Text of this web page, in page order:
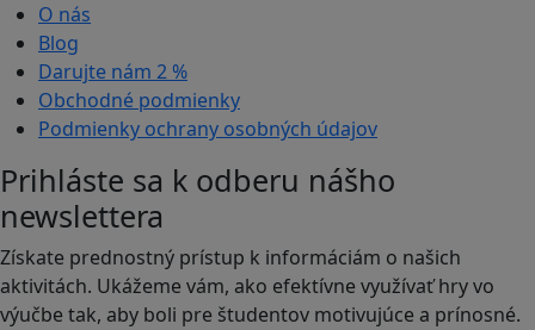
O nás
Blog
Darujte nám 2 %
Obchodné podmienky
Podmienky ochrany osobných údajov
Prihláste sa k odberu nášho
newslettera
Získate prednostný prístup k informáciám o našich
aktivitách. Ukážeme vám, ako efektívne využívať hry vo
výučbe tak, aby boli pre študentov motivujúce a prínosné.